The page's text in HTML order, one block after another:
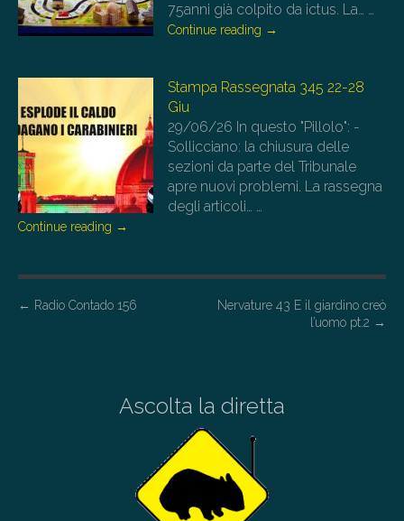
75anni già colpito da ictus. La… …
Continue reading →
Stampa Rassegnata 345 22-28
Giu
29/06/26 In questo "Pillolo": -
Sollicciano: la chiusura delle
sezioni da parte del Tribunale
apre nuovi problemi. La rassegna
degli articoli… …
Continue reading →
P
← Radio Contado 156
Nervature 43 E il giardino creò
l’uomo pt.2 →
Ascolta la diretta